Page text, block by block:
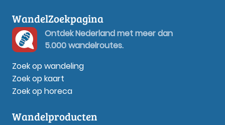
WandelZoekpagina
Ontdek Nederland met meer dan
5.000 wandelroutes.
Zoek op wandeling
Zoek op kaart
Zoek op horeca
Wandelproducten